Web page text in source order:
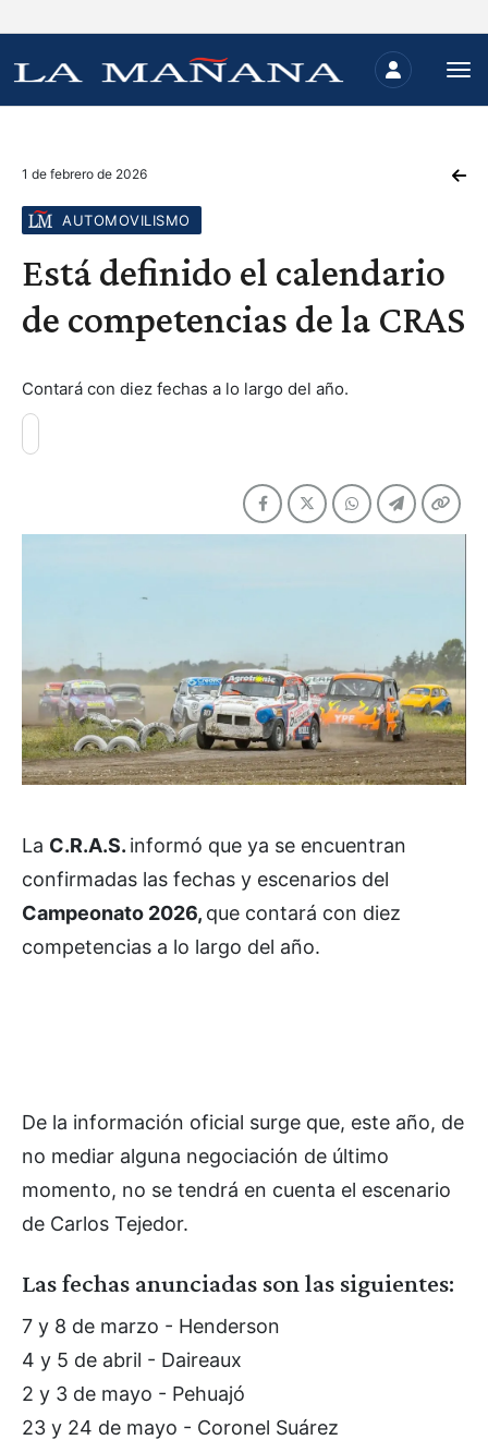
1 de febrero de 2026
AUTOMOVILISMO
Está definido el calendario
de competencias de la CRAS
Contará con diez fechas a lo largo del año.
La C.R.A.S. informó que ya se encuentran
confirmadas las fechas y escenarios del
Campeonato 2026, que contará con diez
competencias a lo largo del año.
De la información oficial surge que, este año, de
no mediar alguna negociación de último
momento, no se tendrá en cuenta el escenario
de Carlos Tejedor.
Las fechas anunciadas son las siguientes:
7 y 8 de marzo - Henderson
4 y 5 de abril - Daireaux
2 y 3 de mayo - Pehuajó
23 y 24 de mayo - Coronel Suárez